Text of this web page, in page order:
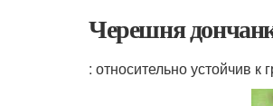
Черешня
: относительно устойчив